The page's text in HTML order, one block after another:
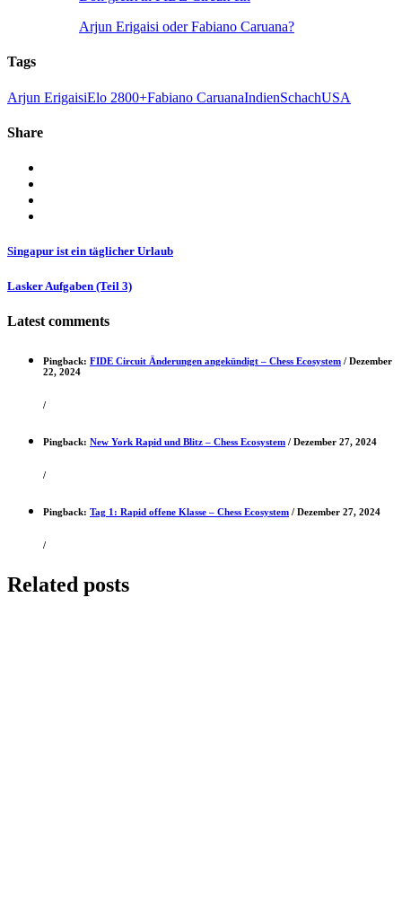
Arjun Erigaisi oder Fabiano Caruana?
Tags
Arjun ErigaisiElo 2800+Fabiano CaruanaIndienSchachUSA
Share
Singapur ist ein täglicher Urlaub
Lasker Aufgaben (Teil 3)
Latest comments
Pingback: FIDE Circuit Änderungen angekündigt – Chess Ecosystem / Dezember
22, 2024
/
Pingback: New York Rapid und Blitz – Chess Ecosystem / Dezember 27, 2024
/
Pingback: Tag 1: Rapid offene Klasse – Chess Ecosystem / Dezember 27, 2024
/
Related posts